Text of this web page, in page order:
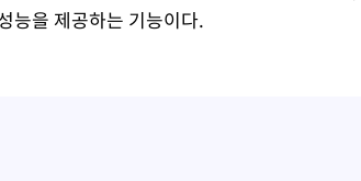
능을 제공하는 기능이다.